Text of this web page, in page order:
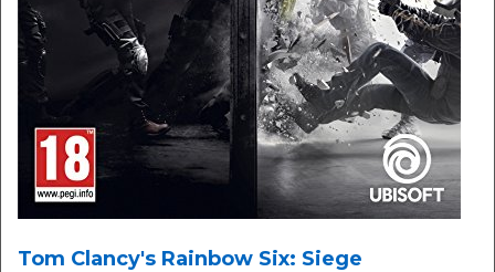
Tom Clancy's Rainbow Six: Siege